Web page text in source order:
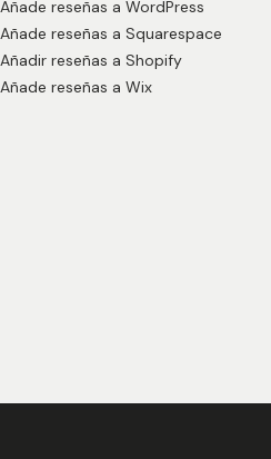
Añade reseñas a WordPress
Añade reseñas a Squarespace
Añadir reseñas a Shopify
Añade reseñas a Wix